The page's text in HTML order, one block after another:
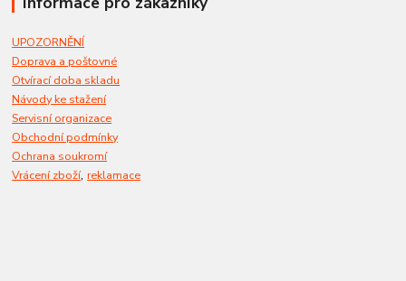
UPOZORNĚNÍ
Doprava a poštovné
Otvírací doba skladu
Návody ke stažení
Servisní organizace
Obchodní podmínky
Ochrana soukromí
Vrácení zboží,reklamace